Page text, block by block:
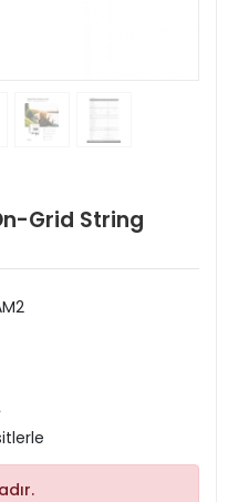
Grid String